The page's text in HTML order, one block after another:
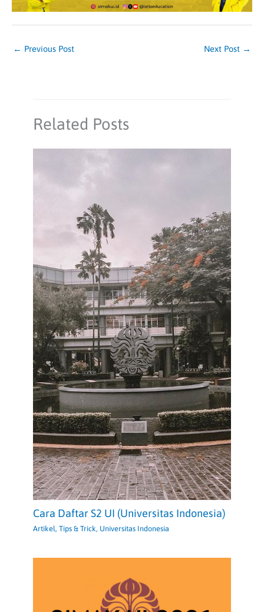
← Previous Post Next Post →
Related Posts
Cara Daftar S2 UI (Universitas Indonesia)
Artikel,Tips & Trick, Universitas Indonesia